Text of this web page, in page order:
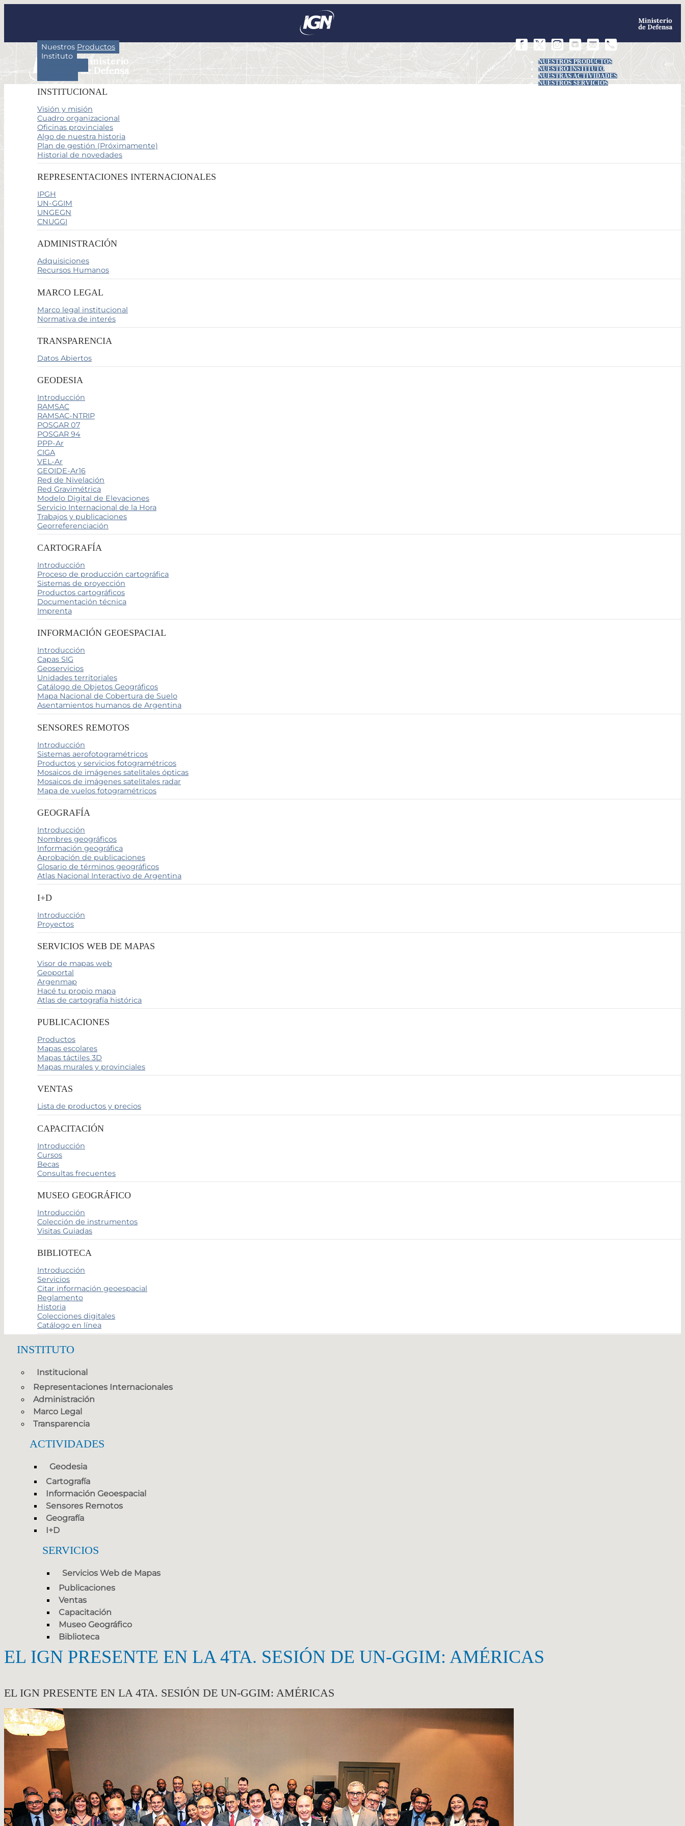
NUESTROS PRODUCTOS
NUESTRO INSTITUTO
NUESTRAS ACTIVIDADES
NUESTROS SERVICIOS
Nuestros Productos
Instituto
INSTITUCIONAL
Visión y misión
Cuadro organizacional
Oficinas provinciales
Algo de nuestra historia
Plan de gestión (Próximamente)
Historial de novedades
REPRESENTACIONES INTERNACIONALES
IPGH
UN-GGIM
UNGEGN
CNUGGI
ADMINISTRACIÓN
Adquisiciones
Recursos Humanos
MARCO LEGAL
Marco legal institucional
Normativa de interés
TRANSPARENCIA
Datos Abiertos
GEODESIA
Introducción
RAMSAC
RAMSAC-NTRIP
POSGAR 07
POSGAR 94
PPP-Ar
CIGA
VEL-Ar
GEOIDE-Ar16
Red de Nivelación
Red Gravimétrica
Modelo Digital de Elevaciones
Servicio Internacional de la Hora
Trabajos y publicaciones
Georreferenciación
CARTOGRAFÍA
Introducción
Proceso de producción cartográfica
Sistemas de proyección
Productos cartográficos
Documentación técnica
Imprenta
INFORMACIÓN GEOESPACIAL
Introducción
Capas SIG
Geoservicios
Unidades territoriales
Catálogo de Objetos Geográficos
Mapa Nacional de Cobertura de Suelo
Asentamientos humanos de Argentina
SENSORES REMOTOS
Introducción
Sistemas aerofotogramétricos
Productos y servicios fotogramétricos
Mosaicos de imágenes satelitales ópticas
Mosaicos de imágenes satelitales radar
Mapa de vuelos fotogramétricos
GEOGRAFÍA
Introducción
Nombres geográficos
Información geográfica
Aprobación de publicaciones
Glosario de términos geográficos
Atlas Nacional Interactivo de Argentina
I+D
Introducción
Proyectos
SERVICIOS WEB DE MAPAS
Visor de mapas web
Geoportal
Argenmap
Hacé tu propio mapa
Atlas de cartografía histórica
PUBLICACIONES
Productos
Mapas escolares
Mapas táctiles 3D
Mapas murales y provinciales
VENTAS
Lista de productos y precios
CAPACITACIÓN
Introducción
Cursos
Becas
Consultas frecuentes
MUSEO GEOGRÁFICO
Introducción
Colección de instrumentos
Visitas Guiadas
BIBLIOTECA
Introducción
Servicios
Citar información geoespacial
Reglamento
Historia
Colecciones digitales
Catálogo en línea
INSTITUTO
Institucional
Representaciones Internacionales
Administración
Marco Legal
Transparencia
ACTIVIDADES
Geodesia
Cartografía
Información Geoespacial
Sensores Remotos
Geografía
I+D
SERVICIOS
Servicios Web de Mapas
Publicaciones
Ventas
Capacitación
Museo Geográfico
Biblioteca
EL IGN PRESENTE EN LA 4TA. SESIÓN DE UN-GGIM: AMÉRICAS
EL IGN PRESENTE EN LA 4TA. SESIÓN DE UN-GGIM: AMÉRICAS